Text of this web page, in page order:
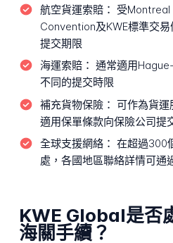
航空貨運索賠： 受
Convention及KWE標準交
提交期限
海運索賠： 通常適用
不同的提交時限
補充貨物保險： 可作為貨運
適用保單條款向保險公司提
全球支援網絡： 在超過300
處，各國地區聯絡詳情可通
KWE Global是否
海關手續？